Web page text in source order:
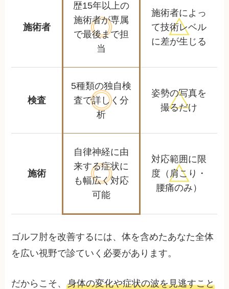
施術者
歴15年以上の
施術者が専属
で最後まで担
当
施術者によっ
て技術レベル
に差が生じる
検査
5種類の独自検
査で詳しく分
析
姿勢の写真を
撮るだけ
施術
自律神経に由
来する症状に
も幅広く対応
可能
対応範囲に限
度 （肩こり・
腰痛のみ）
ゴルフ肘を改善するには、体を含めたあなた全体
を広い視野で診ていく必要があります。
だからこそ、身体の変化や症状の波を見逃すこと